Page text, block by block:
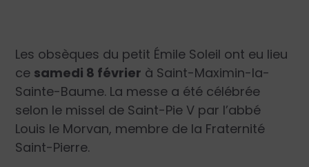
Les obsèques du petit Émile Soleil ont eu lieu
ce samedi 8 février à Saint-Maximin-la-
Sainte-Baume. La messe a été célébrée
selon le missel de Saint-Pie V par l’abbé
Louis le Morvan, membre de la Fraternité
Saint-Pierre.